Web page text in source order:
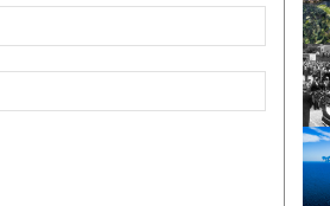
Email:*
Web: